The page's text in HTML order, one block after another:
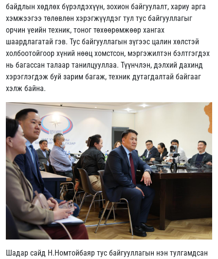
байдлын хөдлөх бүрэлдэхүүн, зохион байгуулалт, хариу арга
хэмжээгээ төлөвлөн хэрэгжүүлдэг тул тус байгууллагыг
орчин үеийн техник, тоног төхөөрөмжөөр хангах
шаардлагатай гэв. Тус байгууллагын зүгээс цалин хөлстэй
холбоотойгоор хүний нөөц хомстсон, мэргэжилтэн бэлтгэгдэх
нь багассан талаар танилцууллаа. Түүнчлэн, дэлхий дахинд
хэрэглэгдэж буй зарим багаж, техник дутагдалтай байгааг
хэлж байна.
Шадар сайд Н.Номтойбаяр тус байгууллагын нэн тулгамдсан